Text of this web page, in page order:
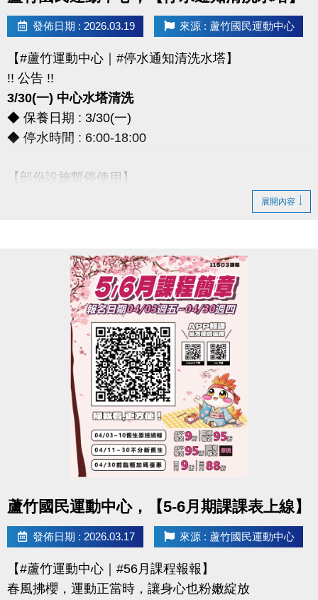
用），須現場報名繳費使用。
想報名期課及家教班的運動好友們，千萬別錯過喔～～～
發佈日期 : 2026.03.19 來源 : 蘆竹國民運動中心
【#蘆竹運動中心｜#停水通知清洗水塔】
!! 公告 !!
3/30(一) 中心水塔清洗
◆ 保養日期 : 3/30(一)
◆ 停水時間 : 6:00-18:00
【部份設施暫停使用】
*** 造成不便，敬請見諒 ***
-洽詢專線：03-2639066 #111、112
-官網 :
https://www.lzsports.com.tw/zh_TW/news/pageID/1/
-FB : 桃園市蘆竹國民運動中心
-IG : @luzhusports
展開內容
蘆竹國民運動中心，【5-6月期課課表上線】
發佈日期 : 2026.03.17 來源 : 蘆竹國民運動中心
【#蘆竹運動中心｜#56月課程報報】
春風拂櫻，運動正當時，讓身心也粉嫩綻放